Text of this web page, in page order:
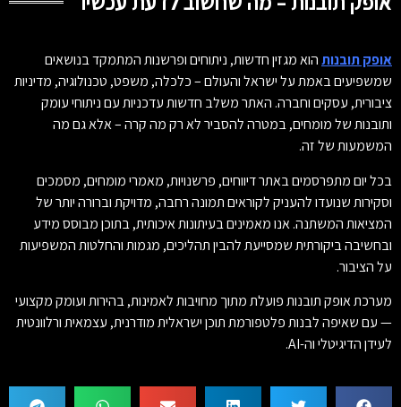
אופק תובנותהוא מגזין חדשות, ניתוחים ופרשנות המתמקד בנושאים
שמשפיעים באמת על ישראל והעולם – כלכלה, משפט, טכנולוגיה, מדיניות
ציבורית, עסקים וחברה. האתר משלב חדשות עדכניות עם ניתוחי עומק
ותובנות של מומחים, במטרה להסביר לא רק מה קרה – אלא גם מה
המשמעות של זה.
בכל יום מתפרסמים באתר דיווחים, פרשנויות, מאמרי מומחים, מסמכים
וסקירות שנועדו להעניק לקוראים תמונה רחבה, מדויקת וברורה יותר של
המציאות המשתנה. אנו מאמינים בעיתונות איכותית, בתוכן מבוסס מידע
ובחשיבה ביקורתית שמסייעת להבין תהליכים, מגמות והחלטות המשפיעות
על הציבור.
מערכת אופק תובנות פועלת מתוך מחויבות לאמינות, בהירות ועומק מקצועי
— עם שאיפה לבנות פלטפורמת תוכן ישראלית מודרנית, עצמאית ורלוונטית
לעידן הדיגיטלי וה-AI.